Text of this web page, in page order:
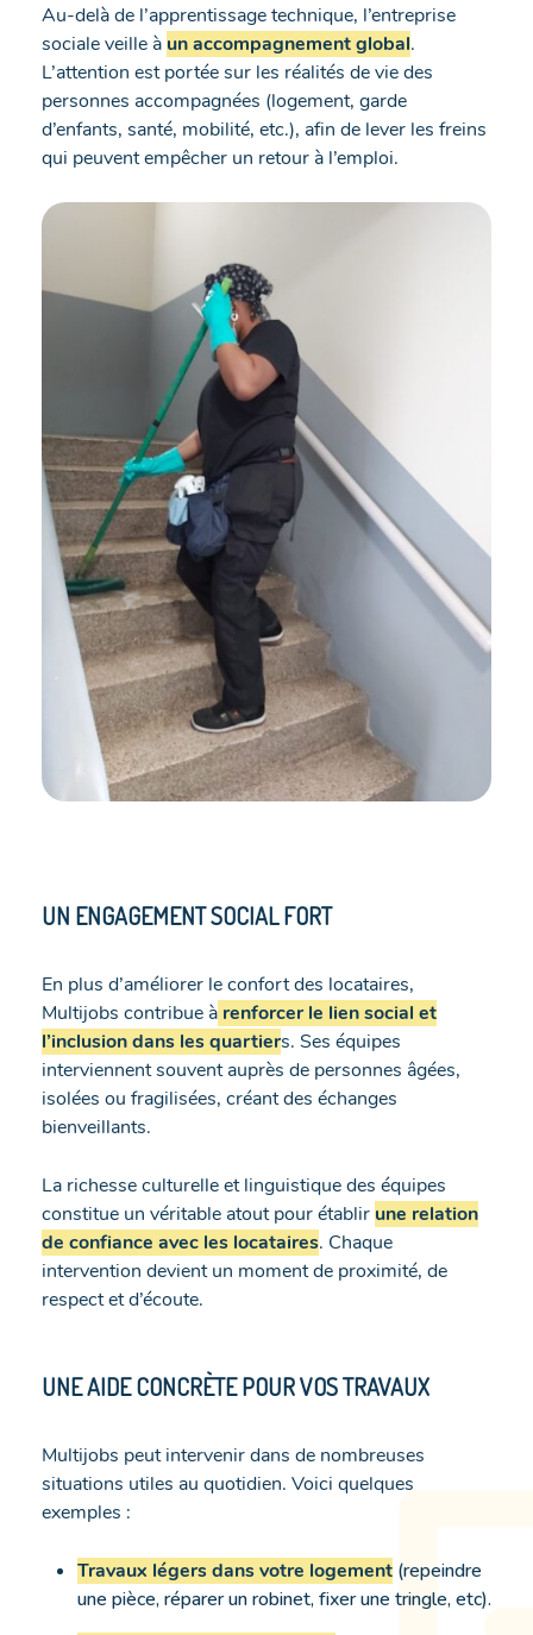
Au-delà de l’apprentissage technique, l’entreprise
sociale veille à un accompagnement global.
L’attention est portée sur les réalités de vie des
personnes accompagnées (logement, garde
d’enfants, santé, mobilité, etc.), afin de lever les freins
qui peuvent empêcher un retour à l’emploi.
UN ENGAGEMENT SOCIAL FORT
En plus d’améliorer le confort des locataires,
Multijobs contribue à renforcer le lien social et
l’inclusion dans les quartiers. Ses équipes
interviennent souvent auprès de personnes âgées,
isolées ou fragilisées, créant des échanges
bienveillants.
La richesse culturelle et linguistique des équipes
constitue un véritable atout pour établir une relation
de confiance avec les locataires. Chaque
intervention devient un moment de proximité, de
respect et d’écoute.
UNE AIDE CONCRÈTE POUR VOS TRAVAUX
Multijobs peut intervenir dans de nombreuses
situations utiles au quotidien. Voici quelques
exemples :
Travaux légers dans votre logement (repeindre
une pièce, réparer un robinet, fixer une tringle, etc).